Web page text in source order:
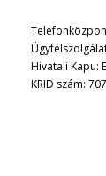
Hivatali Kapu:
KRID szám: